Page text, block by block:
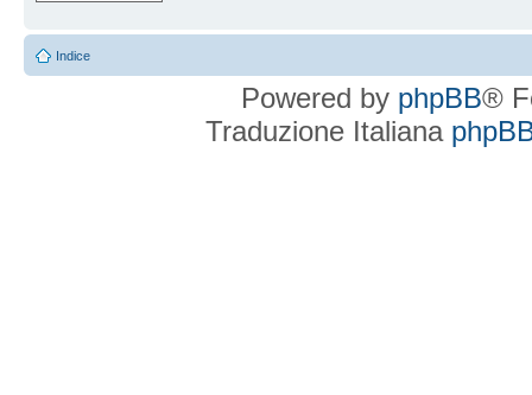
Indice
Powered by phpBB®
Traduzione Italiana